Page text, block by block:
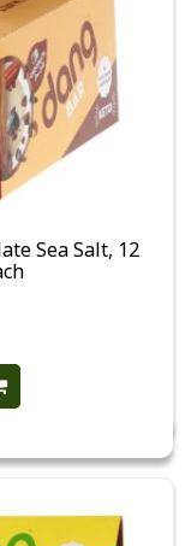
Sea Salt, 12